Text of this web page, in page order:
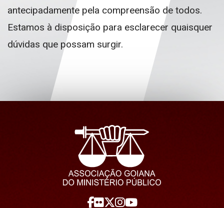
antecipadamente pela compreensão de todos.
Estamos à disposição para esclarecer quaisquer
dúvidas que possam surgir.